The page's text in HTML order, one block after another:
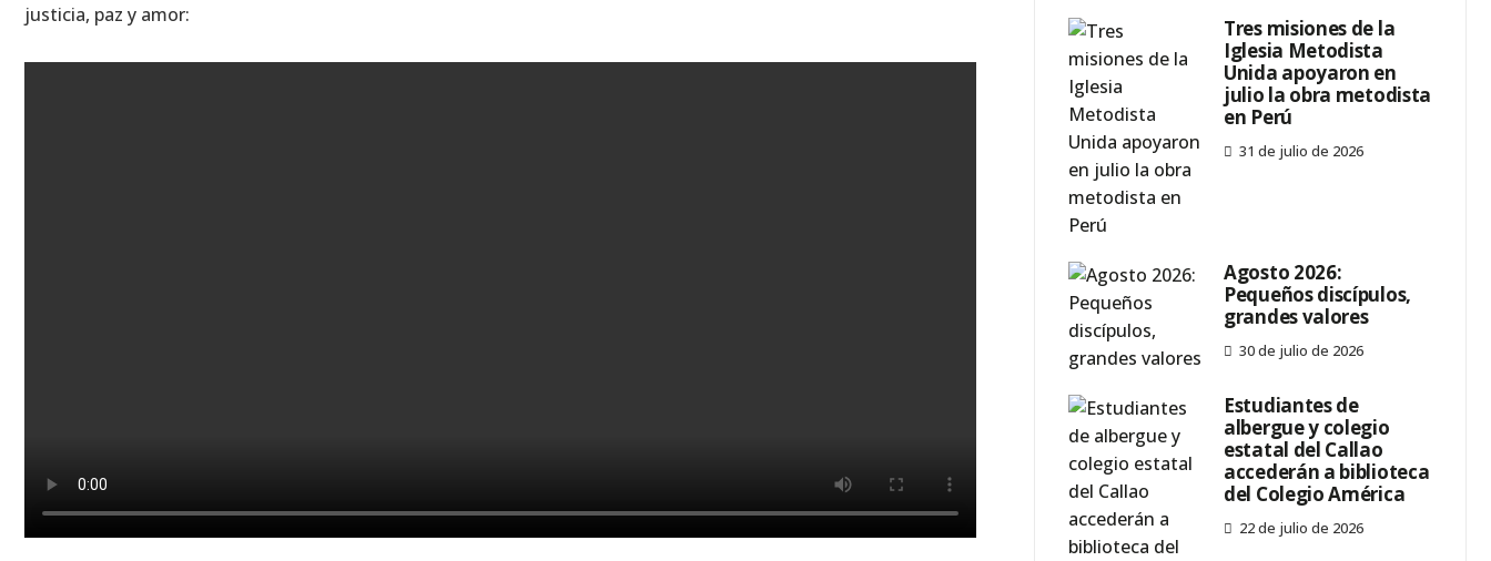
justicia, paz y amor:
Tres misiones de la
Iglesia Metodista
Unida apoyaron en
julio la obra metodista
en Perú
31 de julio de 2026
Agosto 2026:
Pequeños discípulos,
grandes valores
30 de julio de 2026
Estudiantes de
albergue y colegio
estatal del Callao
accederán a biblioteca
del Colegio América
22 de julio de 2026